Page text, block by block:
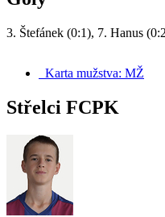
3. Štefánek (0:1), 7. Hanus
Karta mužstva: MŽ
Střelci FCPK